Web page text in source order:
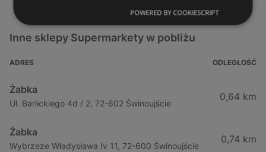
Inne sklepy Supermarkety w pobliżu
ADRES ODLEGŁOŚĆ
Żabka
Ul. Barlickiego 4d / 2, 72-602 Świnoujście
0,64 km
Żabka
Wybrzeze Władysława Iv 11, 72-600 Świnoujście
0,74 km
POWERED BY COOKIESCRIPT